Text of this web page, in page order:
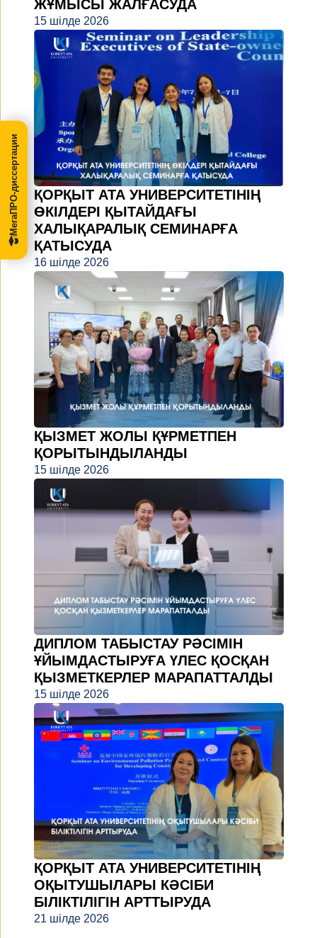
ЖҰМЫСЫ ЖАЛҒАСУДА
15 шілде 2026
ҚОРҚЫТ АТА УНИВЕРСИТЕТІНІҢ
ӨКІЛДЕРІ ҚЫТАЙДАҒЫ
ХАЛЫҚАРАЛЫҚ СЕМИНАРҒА
ҚАТЫСУДА
16 шілде 2026
ҚЫЗМЕТ ЖОЛЫ ҚҰРМЕТПЕН
ҚОРЫТЫНДЫЛАНДЫ
15 шілде 2026
ДИПЛОМ ТАБЫСТАУ РӘСІМІН
ҰЙЫМДАСТЫРУҒА ҮЛЕС ҚОСҚАН
ҚЫЗМЕТКЕРЛЕР МАРАПАТТАЛДЫ
15 шілде 2026
ҚОРҚЫТ АТА УНИВЕРСИТЕТІНІҢ
ОҚЫТУШЫЛАРЫ КӘСІБИ
БІЛІКТІЛІГІН АРТТЫРУДА
21 шілде 2026
МегаПРО-диссертации